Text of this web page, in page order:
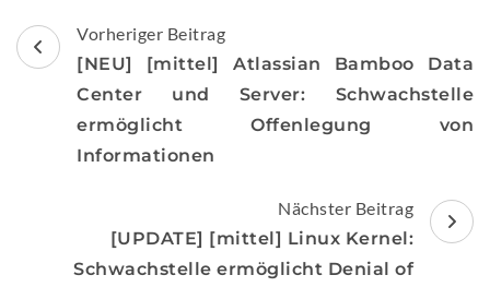
Beitragsnavigation
Vorheriger Beitrag
[NEU] [mittel] Atlassian Bamboo Data
Center und Server: Schwachstelle
ermöglicht Offenlegung von
Informationen
Nächster Beitrag
[UPDATE] [mittel] Linux Kernel:
Schwachstelle ermöglicht Denial of